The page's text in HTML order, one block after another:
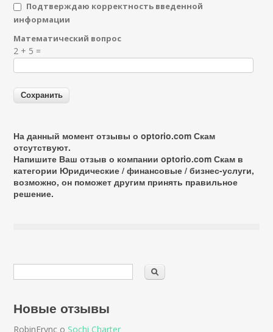
Подтверждаю корректность введенной
информации
Я спамер
Математический вопрос
2 + 5 =
На данный момент отзывы о optorio.com Скам
отсутствуют.
Напишите Ваш отзыв о компании optorio.com Скам в
категории Юридические / финансовые / бизнес-услуги,
возможно, он поможет другим принять правильное
решение.
Новые отзывы
RobinErync о Sochi Charter